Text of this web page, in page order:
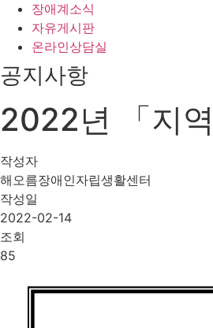
장애계소식
자유게시판
온라인상담실
공지사항
2022년 「지
작성자
해오름장애인자립생활센터
작성일
2022-02-14
조회
85